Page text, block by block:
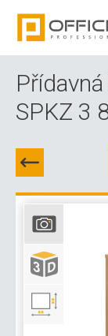
SPKZ 3